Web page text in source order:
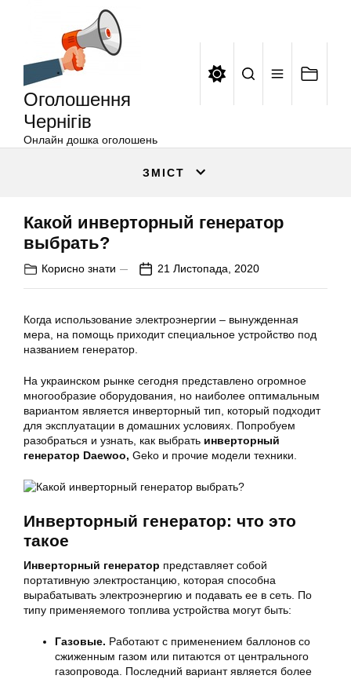
Оголошення
Чернігів
Онлайн дошка оголошень
ЗМІСТ
Какой инверторный генератор
выбрать?
Корисно знати 21 Листопада, 2020
Когда использование электроэнергии – вынужденная
мера, на помощь приходит специальное устройство под
названием генератор.
На украинском рынке сегодня представлено огромное
многообразие оборудования, но наиболее оптимальным
вариантом является инверторный тип, который подходит
для эксплуатации в домашних условиях. Попробуем
разобраться и узнать, как выбрать инверторный
генератор Daewoo, Geko и прочие модели техники.
Инверторный генератор: что это
такое
Инверторный генератор представляет собой
портативную электростанцию, которая способна
вырабатывать электроэнергию и подавать ее в сеть. По
типу применяемого топлива устройства могут быть:
Газовые. Работают с применением баллонов со
сжиженным газом или питаются от центрального
газопровода. Последний вариант является более